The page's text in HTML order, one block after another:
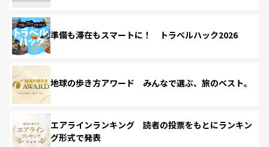
準備も滞在もスマートに！ トラベルハック2026
地球の歩き方アワード みんなで選ぶ、旅のベスト。
エアラインランキング 読者の投票をもとにランキン
グ形式で発表